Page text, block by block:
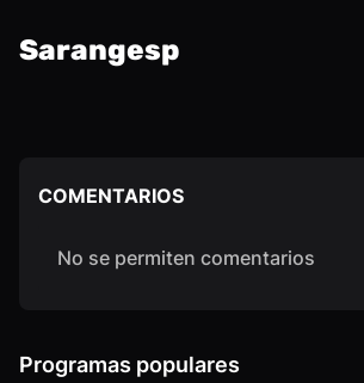
Sarangesp
COMENTARIOS
No se permiten comentarios
Programas populares